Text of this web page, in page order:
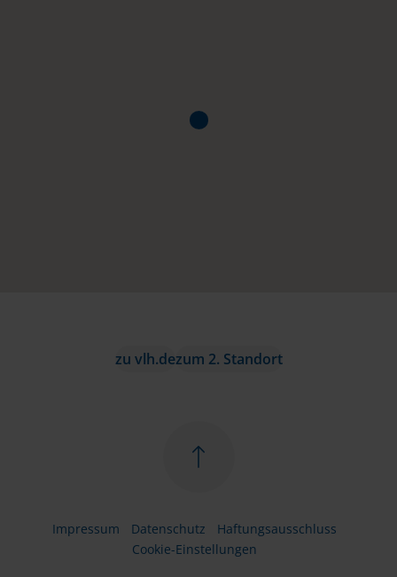
zu vlh.dezum 2. Standort
Impressum Datenschutz
Haftungsausschluss
Cookie-Einstellungen